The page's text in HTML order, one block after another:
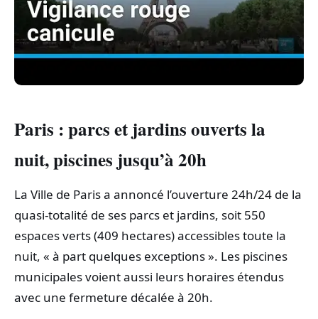
Paris : parcs et jardins ouverts la
nuit, piscines jusqu’à 20h
La Ville de Paris a annoncé l’ouverture 24h/24 de la
quasi-totalité de ses parcs et jardins, soit 550
espaces verts (409 hectares) accessibles toute la
nuit, « à part quelques exceptions ». Les piscines
municipales voient aussi leurs horaires étendus
avec une fermeture décalée à 20h.